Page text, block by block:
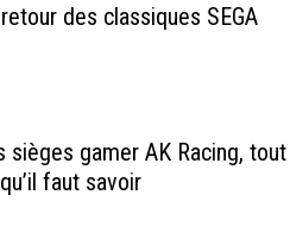
des classiques SEGA
sièges gamer AK Racing, tout
faut savoir